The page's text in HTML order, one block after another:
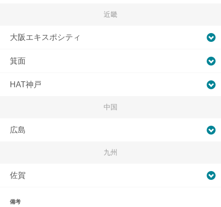
近畿
大阪エキスポシティ
箕面
HAT神戸
中国
広島
九州
佐賀
備考